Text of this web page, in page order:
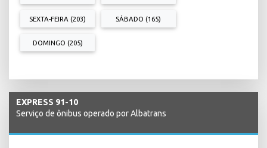
SEXTA-FEIRA (203) SÁBADO (165)
DOMINGO (205)
EXPRESS 91-10
Serviço de ônibus operado por Albatrans